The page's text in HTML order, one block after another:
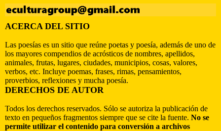
ACERCA DEL SITIO
Las poesías es un sitio que reúne poetas y poesía, además de uno de
los mayores compendios de acrósticos de nombres, apellidos,
animales, frutas, lugares, ciudades, municipios, cosas, valores,
verbos, etc. Incluye poemas, frases, rimas, pensamientos,
proverbios, reflexiones y mucha poesía.
DERECHOS DE AUTOR
Todos los derechos reservados. Sólo se autoriza la publicación de
texto en pequeños fragmentos siempre que se cite la fuente. No se
permite utilizar el contenido para conversión a archivos